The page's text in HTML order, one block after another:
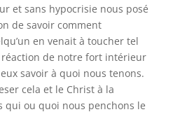
et sans hypocrisie nous posé
de savoir comment
en venait à toucher tel
de notre fort intérieur
savoir à quoi nous tenons.
cela et le Christ à la
qui ou quoi nous penchons le